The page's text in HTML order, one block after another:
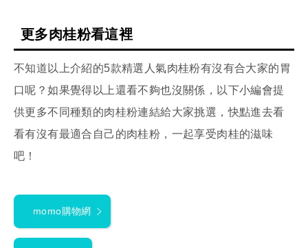
更多肉桂粉看這裡
不知道以上介紹的5款精選人氣肉桂粉有沒有合大家的胃
口呢？如果覺得以上還看不夠也沒關係，以下小編會提
供更多不同種類的肉桂粉連結給大家挑選，快點進去看
看有沒有最適合自己的肉桂粉，一起享受肉桂的滋味
吧！
momo購物網